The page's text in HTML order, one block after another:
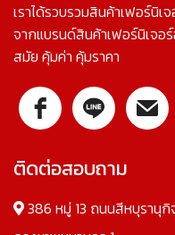
เราได้รวบรวมสินค้าเฟอร์นิ
จากแบรนด์สินค้าเฟอร์นิเจ
สมัย คุ้มค่า คุ้มราคา
ติดต่อสอบถาม
386 หมู่ 13 ถนนสีหบุรานุ